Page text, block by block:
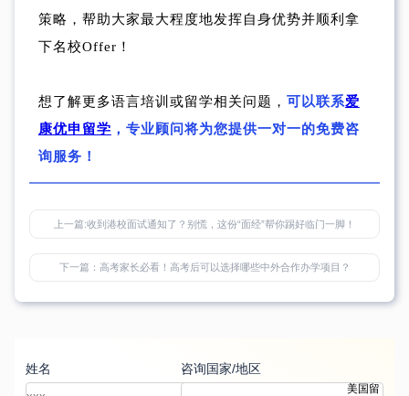
策略，帮助大家最大程度地发挥自身优势并顺利拿
下名校Offer！
想了解更多语言培训或留学相关问题， 可以联系爱
康优申留学 ，专业顾问将为您提供一对一的免费咨
询服务！
上一篇:收到港校面试通知了？别慌，这份“面经”帮你踢好临门一脚！
下一篇： 高考家长必看！高考后可以选择哪些中外合作办学项目？
姓名 咨询国家/地区
美国留